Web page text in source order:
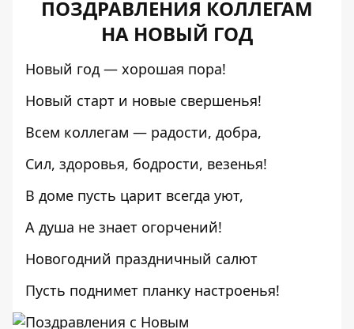
ПОЗДРАВЛЕНИЯ КОЛЛЕГАМ
НА НОВЫЙ ГОД
Новый год — хорошая пора!
Новый старт и новые свершенья!
Всем коллегам — радости, добра,
Сил, здоровья, бодрости, везенья!
В доме пусть царит всегда уют,
А душа не знает огорчений!
Новогодний праздничный салют
Пусть поднимет планку настроенья!